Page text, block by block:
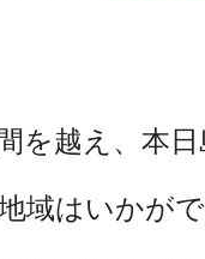
を越え、本
域はいかが